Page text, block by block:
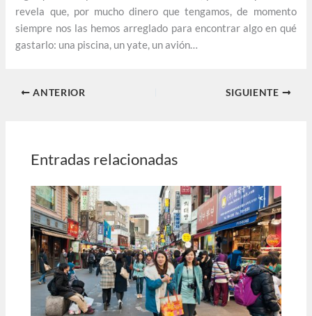
revela que, por mucho dinero que tengamos, de momento
siempre nos las hemos arreglado para encontrar algo en qué
gastarlo: una piscina, un yate, un avión…
ANTERIOR SIGUIENTE
Entradas relacionadas